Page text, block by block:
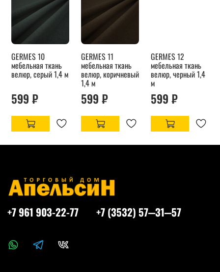
GERMES 10
мебельная ткань
велюр, серый 1,4 м
599 ₽
GERMES 11
мебельная ткань
велюр, коричневый
1,4 м
599 ₽
GERMES 12
мебельная ткань
велюр, черный 1,4
м
599 ₽
+7 961 903-22-77 +7 (3532) 57‒31‒57